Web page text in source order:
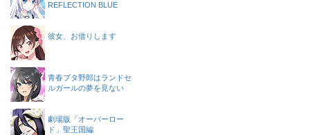
REFLECTION BLUE
彼女、お借りします
青春ブタ野郎はランドセ
ルガールの夢を見ない
劇場版「オーバーロー
ド」聖王国編